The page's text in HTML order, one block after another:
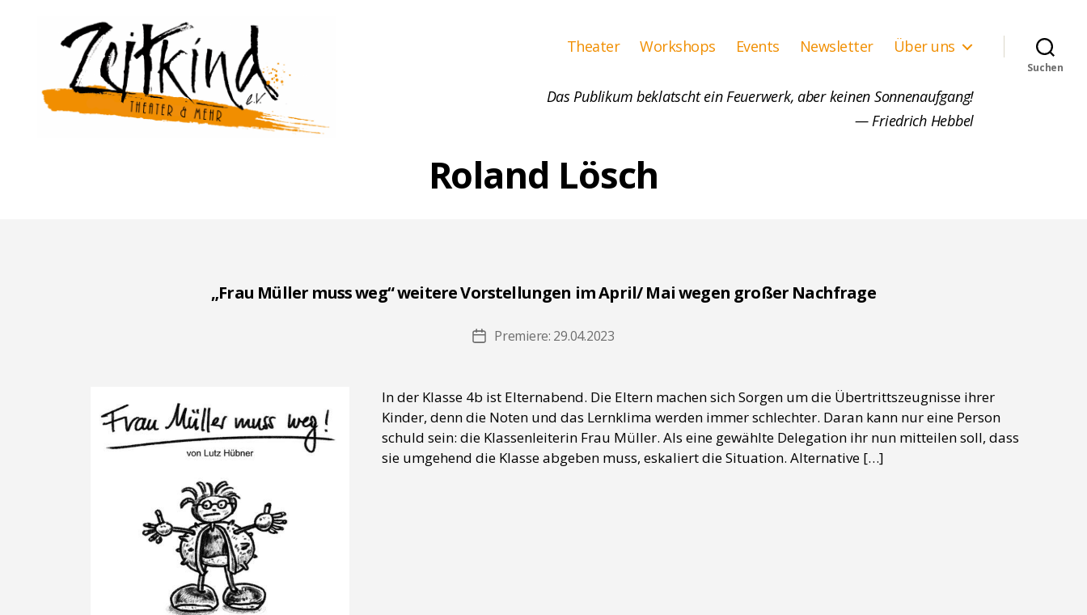
Theater Workshops Events Newsletter Über uns
Suchen
Das Publikum beklatscht ein Feuerwerk, aber keinen Sonnenaufgang!
— Friedrich Hebbel
Roland Lösch
„Frau Müller muss weg“ weitere Vorstellungen im April/ Mai wegen großer Nachfrage
Beitragsdatum
Premiere: 29.04.2023
In der Klasse 4b ist Elternabend. Die Eltern machen sich Sorgen um die Übertrittszeugnisse ihrer
Kinder, denn die Noten und das Lernklima werden immer schlechter. Daran kann nur eine Person
schuld sein: die Klassenleiterin Frau Müller. Als eine gewählte Delegation ihr nun mitteilen soll, dass
sie umgehend die Klasse abgeben muss, eskaliert die Situation. Alternative […]